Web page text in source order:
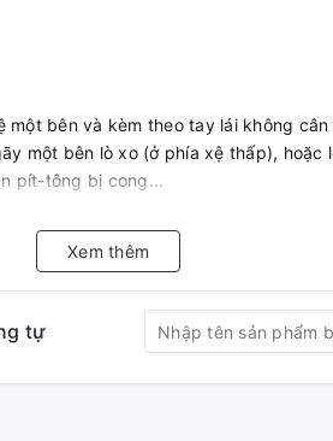
một bên và kèm theo tay lái không
một bên lò xo (ở phía xệ thấp), hoặc
pít-tông bị cong...
những bộ phận quan trọng của hệ
cho xe, qua đó đem lại sự thoải mái
hiệu hư hỏng của giảm xóc để kịp
xe của bạn và cho chính bạn.
Xem thêm
tự